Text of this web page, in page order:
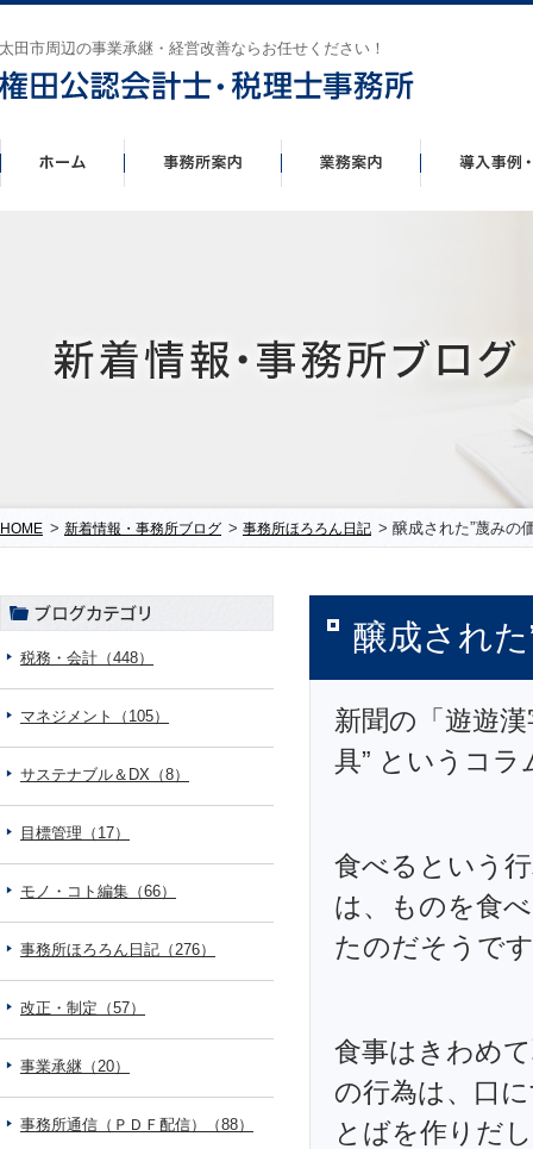
太田市周辺の事業承継・経営改善ならお任せください！
HOME > 新着情報・事務所ブログ > 事務所ほろろん日記 > 醸成された”蔑みの
醸成され
新聞の「遊遊
具” というコ
食べるという
は、ものを食
たのだそうで
食事はきわめ
の行為は、口
とばを作りだ
税務・会計（448）
マネジメント（105）
サステナブル＆DX（8）
目標管理（17）
モノ・コト編集（66）
事務所ほろろん日記（276）
改正・制定（57）
事業承継（20）
事務所通信（ＰＤＦ配信）（88）